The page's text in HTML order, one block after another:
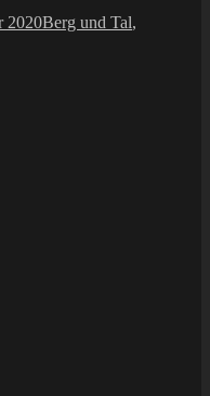
2020Kategorien
Berg und Tal,